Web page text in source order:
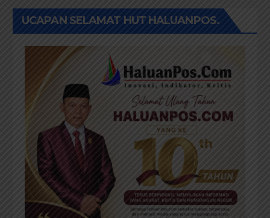
UCAPAN SELAMAT HUT HALUANPOS.